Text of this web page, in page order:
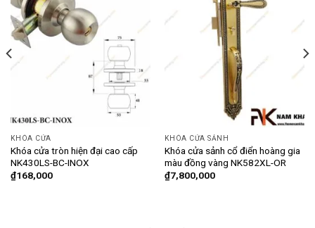
KHÓA CỬA
Khóa cửa tròn hiện đại cao cấp
NK430LS-BC-INOX
₫168,000
KHÓA CỬA SẢNH
Khóa cửa sảnh cổ điển hoàng gia
màu đồng vàng NK582XL-OR
₫7,800,000